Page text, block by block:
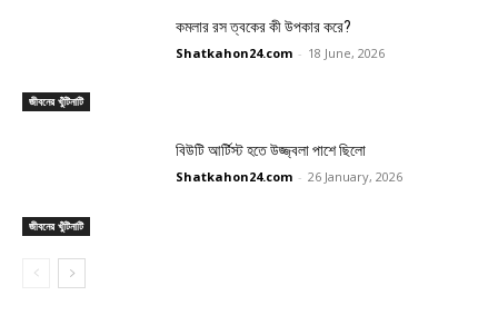
জীবনের খুঁটিনাটি
কমলার রস ত্বকের কী উপকার করে?
Shatkahon24.com - 18 June, 2026
জীবনের খুঁটিনাটি
বিউটি আর্টিস্ট হতে উজ্জ্বলা পাশে ছিলো
Shatkahon24.com - 26 January, 2026